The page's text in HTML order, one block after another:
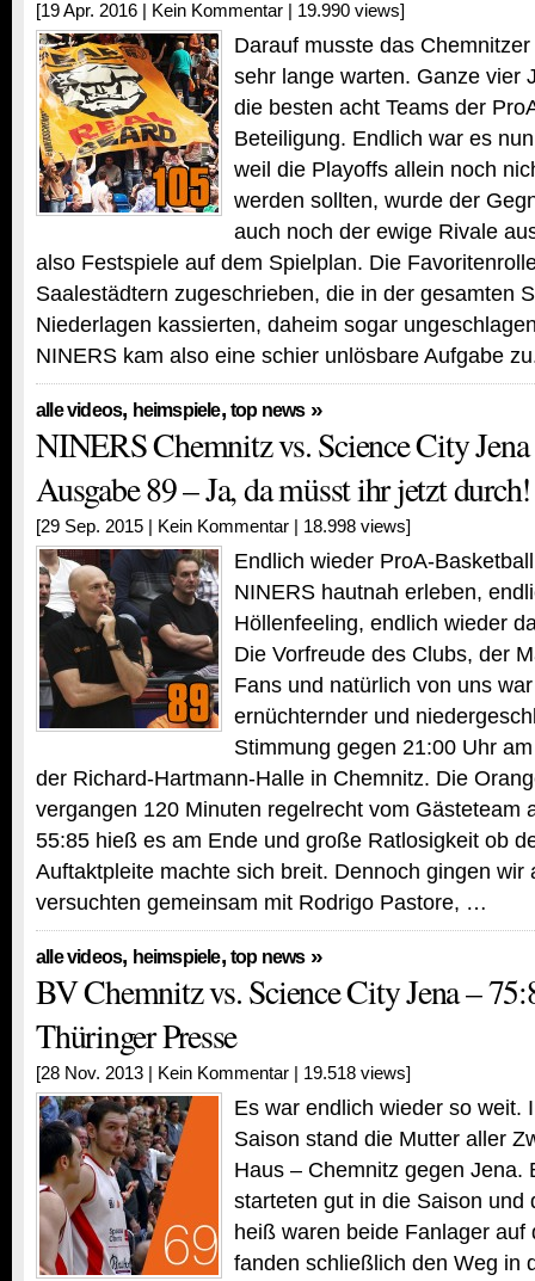
[19 Apr. 2016 | Kein Kommentar | 19.990 views]
Darauf musste das
sehr lange warten. Ganze vier
die besten acht Teams der
Beteiligung. Endlich war es
weil die Playoffs allein noch
werden sollten, wurde der
auch noch der ewige Rivale
also Festspiele auf dem Spielplan. Die
Saalestädtern zugeschrieben, die in der gesamten
Niederlagen kassierten, daheim sogar
NINERS kam also eine schier unlösbare Aufgabe
alle videos, heimspiele, top news»
NINERS Chemnitz vs. Science City
Ausgabe 89 – Ja, da müsst ihr jetzt durch!
[29 Sep. 2015 | Kein Kommentar | 18.998 views]
Endlich wieder ProA-
NINERS hautnah erleben,
Höllenfeeling, endlich wieder
Die Vorfreude des Clubs, der
Fans und natürlich von uns
ernüchternder und
Stimmung gegen 21:00 Uhr
der Richard-Hartmann-Halle in Chemnitz. Die
vergangen 120 Minuten regelrecht vom Gästeteam
55:85 hieß es am Ende und große Ratlosigkeit ob
Auftaktpleite machte sich breit. Dennoch gingen wir
versuchten gemeinsam mit Rodrigo Pastore, …
alle videos, heimspiele, top news»
BV Chemnitz vs. Science City Jena –
Thüringer Presse
[28 Nov. 2013 | Kein Kommentar | 19.518 views]
Es war endlich wieder so weit.
Saison stand die Mutter aller
Haus – Chemnitz gegen Jena.
starteten gut in die Saison und
heiß waren beide Fanlager auf
fanden schließlich den Weg in